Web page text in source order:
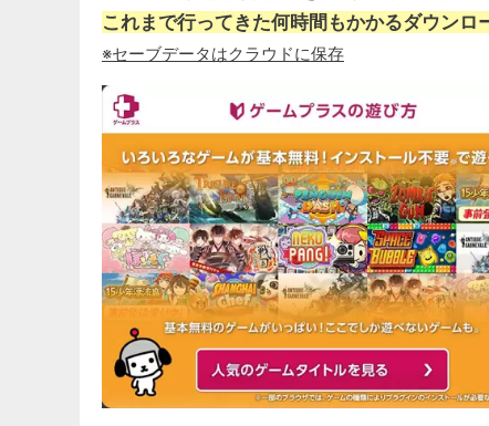
これまで行ってきた何時間もかかるダウンロ
※セーブデータはクラウドに保存